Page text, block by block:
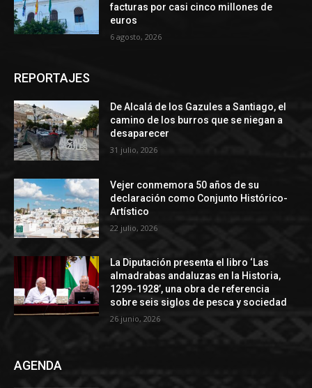
facturas por casi cinco millones de
euros
6 agosto, 2026
REPORTAJES
De Alcalá de los Gazules a Santiago, el
camino de los burros que se niegan a
desaparecer
31 julio, 2026
Vejer conmemora 50 años de su
declaración como Conjunto Histórico-
Artístico
22 julio, 2026
La Diputación presenta el libro ‘Las
almadrabas andaluzas en la Historia,
1299-1928’, una obra de referencia
sobre seis siglos de pesca y sociedad
26 junio, 2026
AGENDA